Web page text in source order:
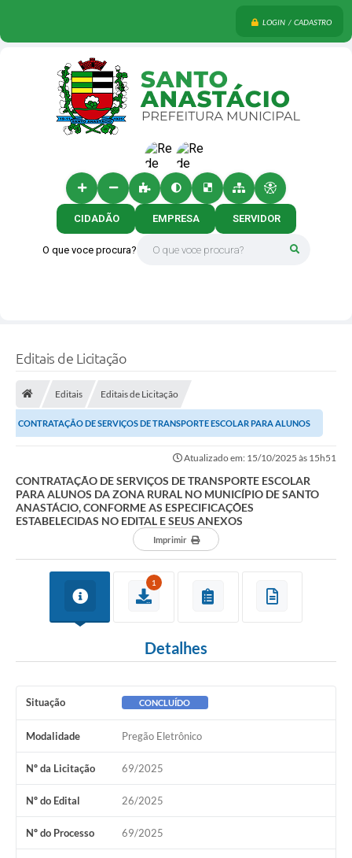
LOGIN / CADASTRO
O que voce procura?
CIDADÃO EMPRESA SERVIDOR
Editais de Licitação
Editais Editais de Licitação
CONTRATAÇÃO DE SERVIÇOS DE TRANSPORTE ESCOLAR PARA ALUNOS
DA ZONA RURAL NO MUNICÍPIO DE SANTO ANASTÁCIO,...
Atualizado em: 15/10/2025 às 15h51
CONTRATAÇÃO DE SERVIÇOS DE TRANSPORTE ESCOLAR
PARA ALUNOS DA ZONA RURAL NO MUNICÍPIO DE SANTO
ANASTÁCIO, CONFORME AS ESPECIFICAÇÕES
ESTABELECIDAS NO EDITAL E SEUS ANEXOS
Imprimir
1
Detalhes
Situação CONCLUÍDO
Modalidade Pregão Eletrônico
Nº da Licitação 69/2025
Nº do Edital 26/2025
Nº do Processo 69/2025